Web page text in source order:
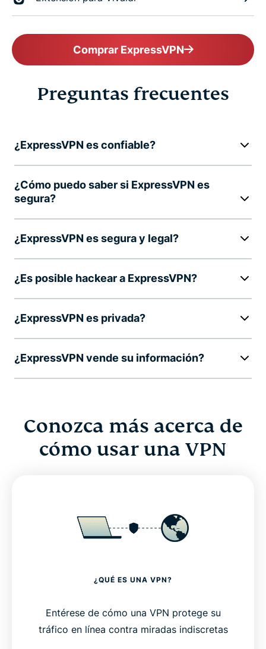
Comprar ExpressVPN
Preguntas frecuentes
¿ExpressVPN es confiable?
¿Cómo puedo saber si ExpressVPN es
segura?
¿ExpressVPN es segura y legal?
¿Es posible hackear a ExpressVPN?
¿ExpressVPN es privada?
¿ExpressVPN vende su información?
Conozca más acerca de
cómo usar una VPN
¿QUÉ ES UNA VPN?
Entérese de cómo una VPN protege su
tráfico en línea contra miradas indiscretas